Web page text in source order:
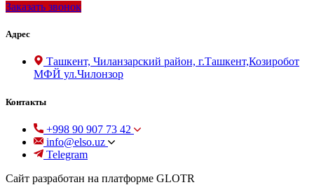
Заказать звонок
Адрес
Ташкент, Чиланзарский район, г.Ташкент,Козиробот
МФЙ ул.Чилонзор
Контакты
+998 90 907 73 42
info@elso.uz
Telegram
Сайт разработан на платформе GLOTR